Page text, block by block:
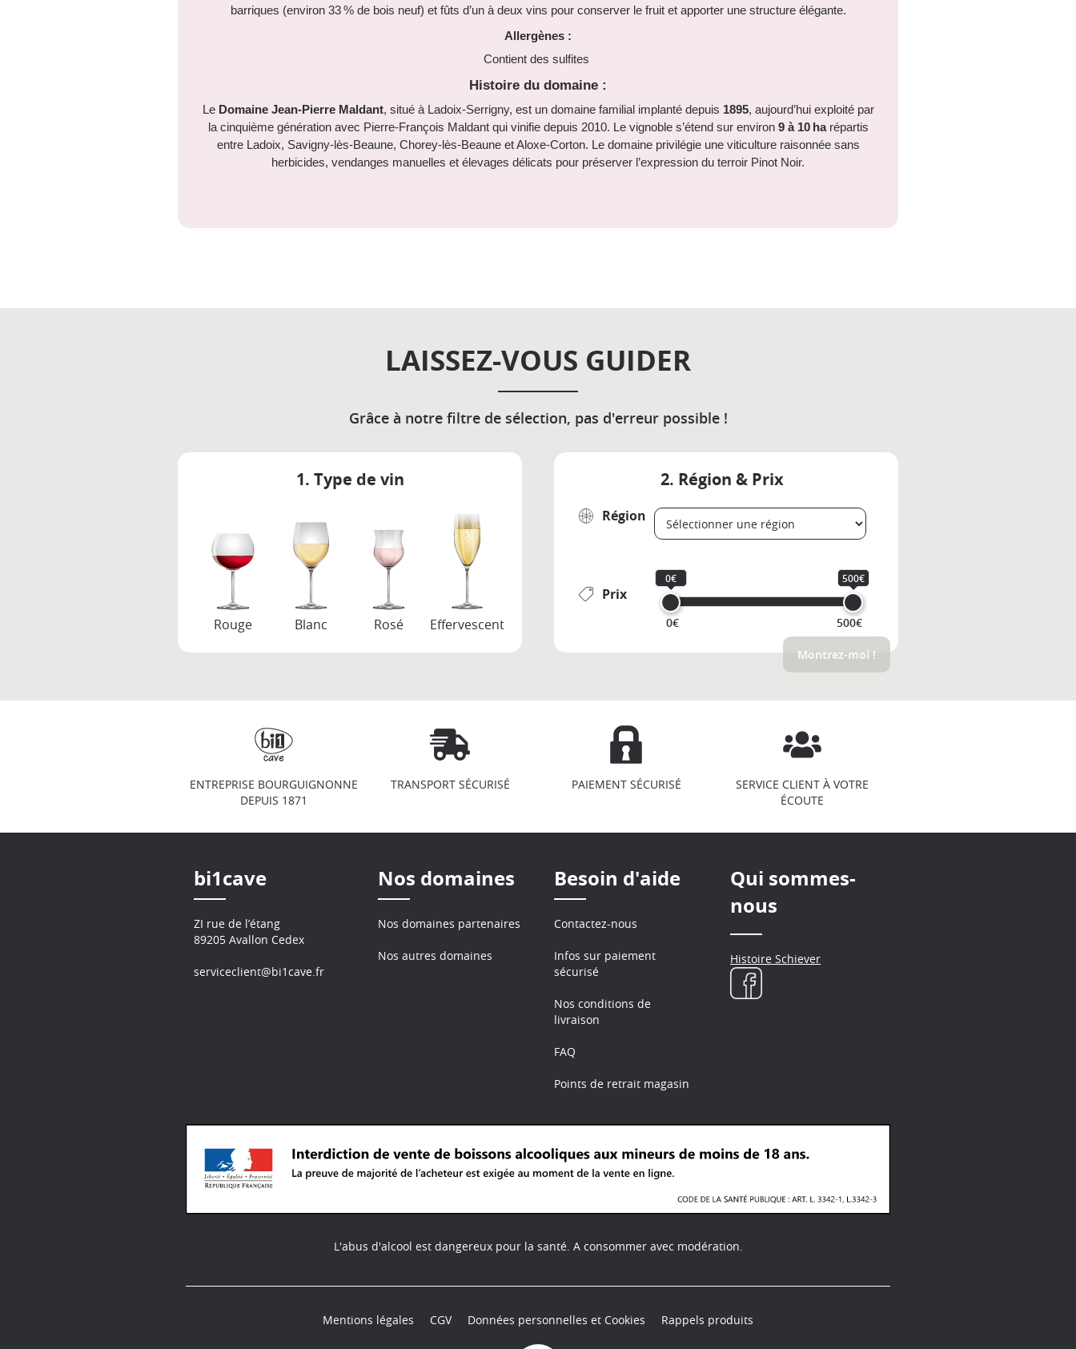
barriques (environ 33 % de bois neuf) et fûts d’un à deux vins pour conserver le fruit et apporter une structure élégante.
Allergènes :
Contient des sulfites
Histoire du domaine :
Le Domaine Jean‑Pierre Maldant, situé à Ladoix-Serrigny, est un domaine familial implanté depuis 1895, aujourd’hui exploité par
la cinquième génération avec Pierre‑François Maldant qui vinifie depuis 2010. Le vignoble s’étend sur environ 9 à 10 harépartis
entre Ladoix, Savigny‑lès‑Beaune, Chorey‑lès‑Beaune et Aloxe‑Corton. Le domaine privilégie une viticulture raisonnée sans
herbicides, vendanges manuelles et élevages délicats pour préserver l’expression du terroir Pinot Noir.
LAISSEZ-VOUS GUIDER
Grâce à notre filtre de sélection, pas d'erreur possible !
1. Type de vin
Rouge Blanc Rosé Effervescent
2. Région & Prix
Région
Prix
0€ 500€
0€ 500€
Montrez-moi !
ENTREPRISE BOURGUIGNONNE
DEPUIS 1871
TRANSPORT SÉCURISÉ PAIEMENT SÉCURISÉ
SERVICE CLIENT À VOTRE
ÉCOUTE
bi1cave
ZI rue de l’étang
89205 Avallon Cedex
serviceclient@bi1cave.fr
Nos domaines
Nos domaines partenaires
Nos autres domaines
Besoin d'aide
Contactez-nous
Infos sur paiement
sécurisé
Nos conditions de
livraison
FAQ
Points de retrait magasin
Qui sommes-
nous
Histoire Schiever
L'abus d'alcool est dangereux pour la santé. A consommer avec modération.
Mentions légales CGV Données personnelles et Cookies Rappels produits